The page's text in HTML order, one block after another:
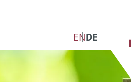
ENDE